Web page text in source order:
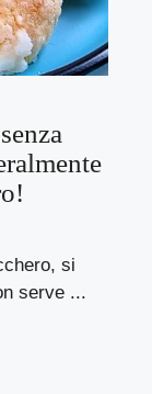
si
serve ...